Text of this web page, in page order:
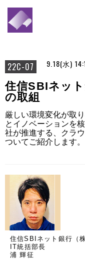
22C-07 9.18(水)
住信SBIネッ
の取組
厳しい環境変化が取
とイノベーションを
社が推進する、クラ
ついてご紹介します。
住信SBIネット銀行（株
IT統括部長
浦 輝征